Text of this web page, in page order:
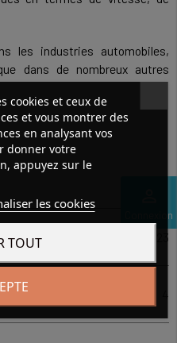
Connexion
les industries automobiles,
dans de nombreux autres
17
23
4
cookies et ceux de
et vous montrer des
en analysant vos
donner votre
appuyez sur le
les cookies
TOUT